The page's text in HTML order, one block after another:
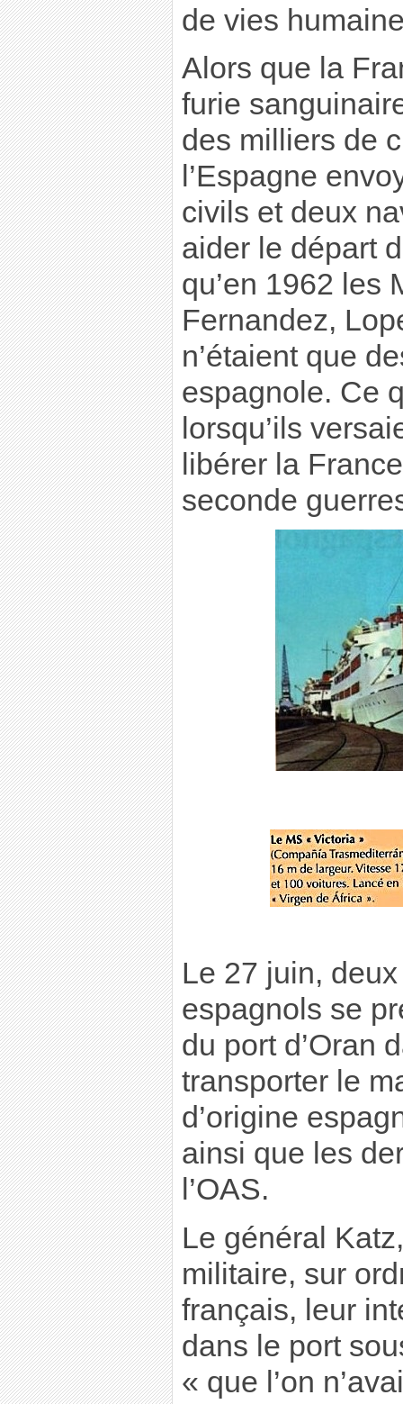
de vies
Alors que la
furie
des milliers de
l’Espagne
civils et deux
aider le départ
qu’en 1962 les
Fernandez,
n’étaient que
espagnole. Ce
lorsqu’ils
libérer la
seconde
Le 27 juin,
espagnols se
du port d’Oran
transporter le
d’origine
ainsi que les
l’OAS.
Le général
militaire, sur
français, leur
dans le port
« que l’on